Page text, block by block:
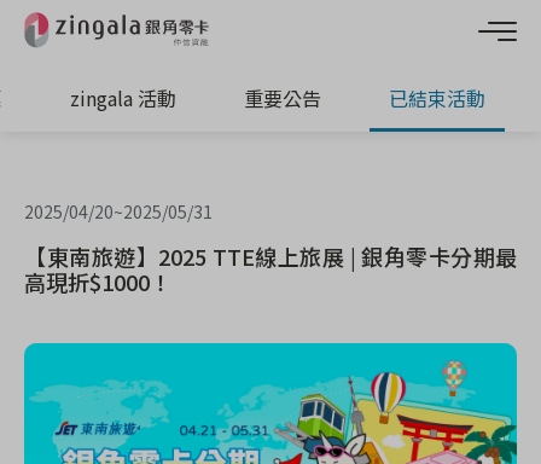
zingala 活動 重要公告 已結束活動
2025/04/20~2025/05/31
【東南旅遊】2025 TTE線上旅展 | 銀角零卡分期最
高現折$1000！